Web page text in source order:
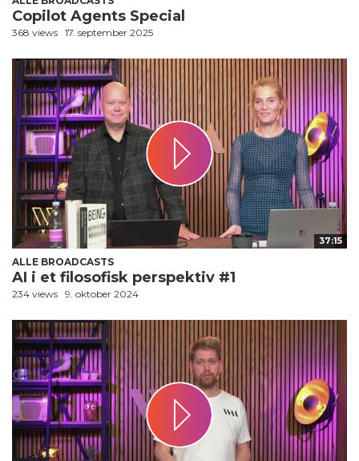
Copilot Agents Special
368 views 17. september 2025
37:15
ALLE BROADCASTS
AI i et filosofisk perspektiv #1
234 views 9. oktober 2024